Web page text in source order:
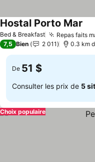
Bed & Breakfast Repas faits
Hostal Porto Mar
7,5 Bien 2 011 0.3 km
De 51 $
Consulter les prix de 5
Choix populaire